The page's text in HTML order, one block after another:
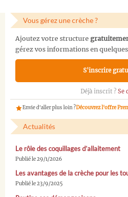
Vous gérez une crèche ?
Ajoutez votre structure
gérez vos informations en
S'inscrire
Déjà inscrit ? Se
Envie d'aller plus loin ?Découvrez l'offre
Actualités
Le rôle des coquillages d’allaitement
Publié le 29/1/2026
Les avantages de la crèche pour les
Publié le 23/9/2025